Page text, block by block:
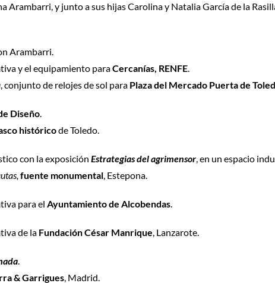
Arambarri, y junto a sus hijas Carolina y Natalia García de la
Arambarri.
y el equipamiento paraCercanías, RENFE.
, conjunto de relojes de sol para Plaza del Mercado Puerta de
Diseño.
históricode Toledo.
con la exposición Estrategias del agrimensor, en un espacio
fuente monumental, Estepona.
para el Ayuntamiento de Alcobendas.
de la Fundación César Manrique, Lanzarote.
.
& Garrigues, Madrid.